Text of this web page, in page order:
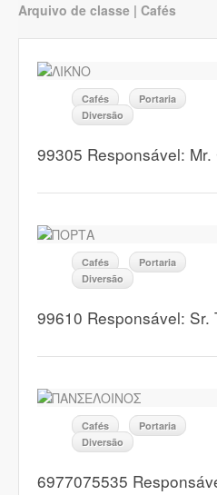
Arquivo de classe | Cafés
Cafés
Portaria
Diversão
99305 Responsável: Mr.
Cafés
Portaria
Diversão
99610 Responsável: Sr.
Cafés
Portaria
Diversão
6977075535